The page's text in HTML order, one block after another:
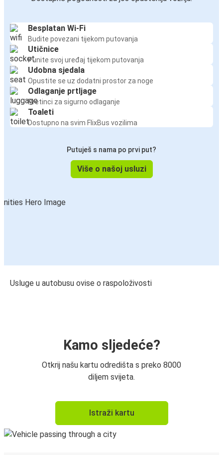
Besplatan Wi-Fi
Budite povezani tijekom putovanja
Utičnice
Punite svoj uređaj tijekom putovanja
Udobna sjedala
Opustite se uz dodatni prostor za noge
Odlaganje prtljage
Pretinci za sigurno odlaganje
Toaleti
Dostupno na svim FlixBus vozilima
Putuješ s nama po prvi put?
Više o našoj usluzi
Usluge u autobusu ovise o raspoloživosti
Kamo sljedeće?
Otkrij našu kartu odredišta s preko 8000
diljem svijeta.
Istraži kartu